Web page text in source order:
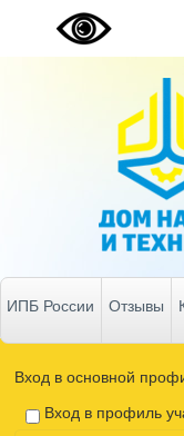
ИПБ России Отзывы
Вход в основной
Вход в профиль